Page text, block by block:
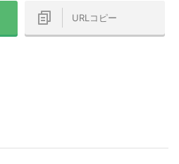
URLコピー